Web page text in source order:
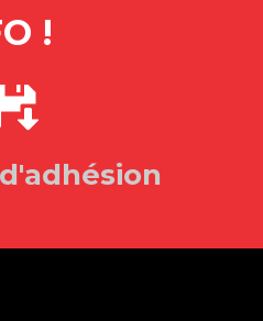
!